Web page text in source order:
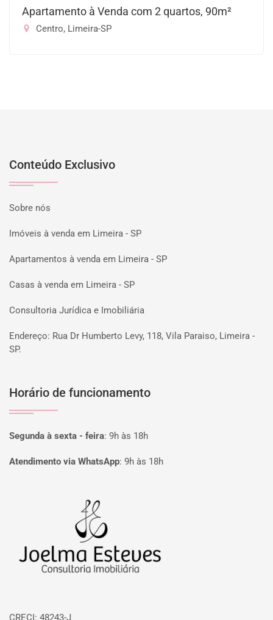
Apartamento à Venda com 2 quartos, 90m²
Centro, Limeira-SP
Conteúdo Exclusivo
Sobre nós
Imóveis à venda em Limeira - SP
Apartamentos à venda em Limeira - SP
Casas à venda em Limeira - SP
Consultoria Jurídica e Imobiliária
Endereço: Rua Dr Humberto Levy, 118, Vila Paraiso, Limeira -
SP.
Horário de funcionamento
Segunda à sexta - feira: 9h às 18h
Atendimento via WhatsApp: 9h às 18h
CRECI: 48243-J